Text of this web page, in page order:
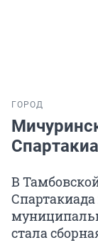
ГОРОД
В
стала